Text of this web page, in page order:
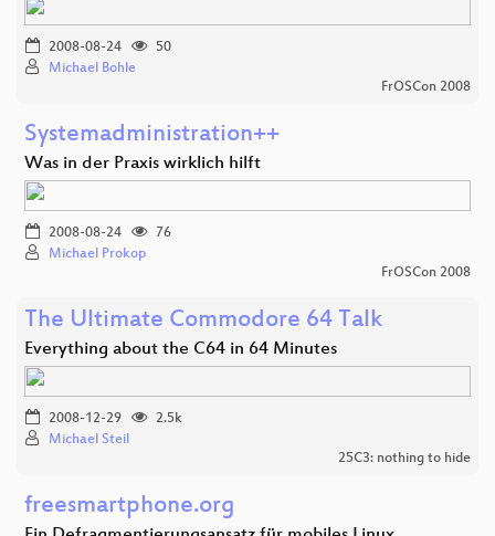
2008-08-24
50
Michael Bohle
FrOSCon 2008
Systemadministration++
Was in der Praxis wirklich hilft
2008-08-24
76
Michael Prokop
FrOSCon 2008
The Ultimate Commodore 64 Talk
Everything about the C64 in 64 Minutes
2008-12-29
2.5k
Michael Steil
25C3: nothing to hide
freesmartphone.org